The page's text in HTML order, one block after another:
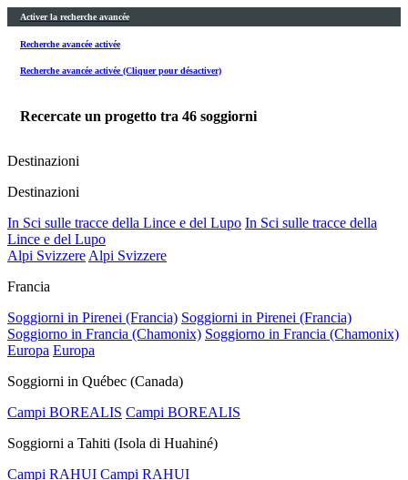
Activer la recherche avancée
Recherche avancée activée
Recherche avancée activée (Cliquer pour désactiver)
Recercate un progetto tra 46 soggiorni
Destinazioni
Destinazioni
In Sci sulle tracce della Lince e del Lupo In Sci sulle tracce della
Lince e del Lupo
Alpi SvizzereAlpi Svizzere
Francia
Soggiorni in Pirenei (Francia) Soggiorni in Pirenei (Francia)
Soggiorno in Francia (Chamonix) Soggiorno in Francia (Chamonix)
Europa Europa
Soggiorni in Québec (Canada)
Campi BOREALIS Campi BOREALIS
Soggiorni a Tahiti (Isola di Huahiné)
Campi RAHUI Campi RAHUI